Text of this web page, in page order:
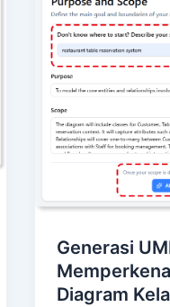
Generasi
Diagram